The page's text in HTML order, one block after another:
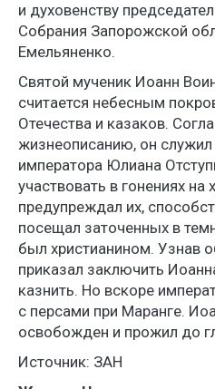
и духовенству
Собрания Запорожской
Емельяненко.
Святой мученик Иоанн
считается небесным
Отечества и казаков.
жизнеописанию, он служил
императора Юлиана
участвовать в гонениях на
предупреждал их,
посещал заточенных в
был христианином. Узнав
приказал заключить
казнить. Но вскоре
с персами при Маранге.
освобожден и прожил до
Источник: ЗАН